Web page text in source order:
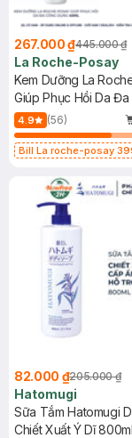
267.000 ₫445.000 ₫
La Roche-Posay
Kem Dưỡng La
Giúp Phục Hồi Da
Dụng 40ml
4.9 (56)
Bill La roche-posay
(SL có hạn)
82.000 ₫205.000 ₫
Hatomugi
Sữa Tắm Hatomugi
Chiết Xuất Ý Dĩ 800ml